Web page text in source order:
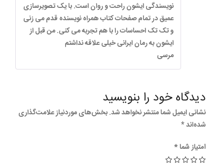
5
نویسندگی ایشون راحت و روان است. با یک تصویرسازی
عمیق در تمام صفحات کتاب همراه نویسنده قدم می زنی
و تک تک احساسات را با هم تجربه می کنی. من قبل از
ایشون به رمان ایرانی خیلی علاقه نداشتم
مرسی
دیدگاه خود را بنویسید
نشانی ایمیل شما منتشر نخواهد شد.بخش‌های موردنیاز علامت‌گذاری
شده‌اند*
امتیاز شما*